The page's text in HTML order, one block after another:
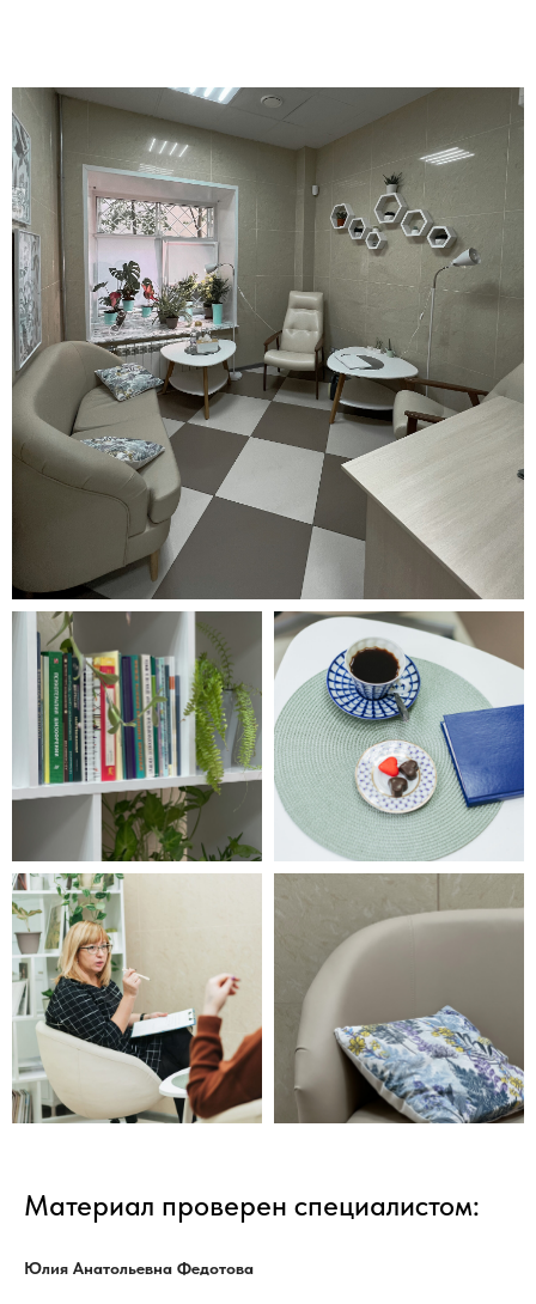
Материал проверен специалистом:
Юлия Анатольевна Федотова